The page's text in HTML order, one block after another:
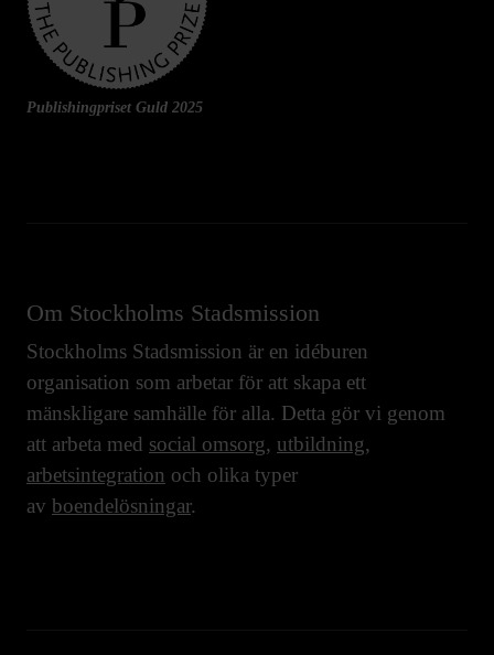
Publishingpriset Guld 2025
Om Stockholms Stadsmission
Stockholms Stadsmission är en idéburen
organisation som arbetar för att skapa ett
mänskligare samhälle för alla. Detta gör vi genom
att arbeta med social omsorg, utbildning,
arbetsintegration och olika typer
av boendelösningar.